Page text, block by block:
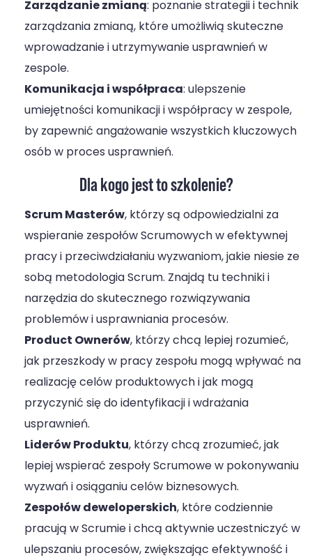
Zarządzanie zmianą: poznanie strategii i technik
zarządzania zmianą, które umożliwią skuteczne
wprowadzanie i utrzymywanie usprawnień w
zespole.
Komunikacja i współpraca: ulepszenie
umiejętności komunikacji i współpracy w zespole,
by zapewnić angażowanie wszystkich kluczowych
osób w proces usprawnień.
Dla kogo jest to szkolenie?
Scrum Masterów, którzy są odpowiedzialni za
wspieranie zespołów Scrumowych w efektywnej
pracy i przeciwdziałaniu wyzwaniom, jakie niesie ze
sobą metodologia Scrum. Znajdą tu techniki i
narzędzia do skutecznego rozwiązywania
problemów i usprawniania procesów.
Product Ownerów, którzy chcą lepiej rozumieć,
jak przeszkody w pracy zespołu mogą wpływać na
realizację celów produktowych i jak mogą
przyczynić się do identyfikacji i wdrażania
usprawnień.
Liderów Produktu, którzy chcą zrozumieć, jak
lepiej wspierać zespoły Scrumowe w pokonywaniu
wyzwań i osiąganiu celów biznesowych.
Zespołów deweloperskich, które codziennie
pracują w Scrumie i chcą aktywnie uczestniczyć w
ulepszaniu procesów, zwiększając efektywność i